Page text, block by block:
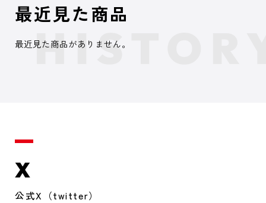
最近見た商品
最近見た商品がありません。
X
公式X（twitter）